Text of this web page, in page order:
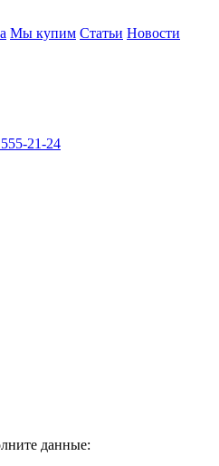
Мы купим Статьи Новости
21-24
данные: